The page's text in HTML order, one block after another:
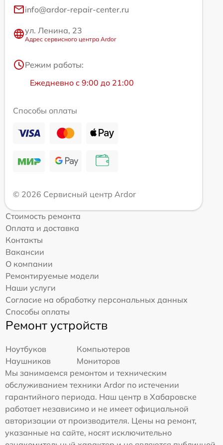
info@ardor-repair-center.ru
ул. Ленина, 23
Адрес сервисного центра Ardor
Режим работы:
Ежедневно с 9:00 до 21:00
Способы оплаты
© 2026 Сервисный центр Ardor
Стоимость ремонта
Оплата и доставка
Контакты
Вакансии
О компании
Ремонтируемые модели
Наши услуги
Согласие на обработку персональных данных
Способы оплаты
Ремонт устройств
Ноутбуков
Компьютеров
Наушников
Мониторов
Мы занимаемся ремонтом и техническим
обслуживанием техники Ardor по истечении
гарантийного периода. Наш центр в Хабаровске
работает независимо и не имеет официальной
авторизации от производителя. Цены на ремонт,
указанные на сайте, носят исключительно